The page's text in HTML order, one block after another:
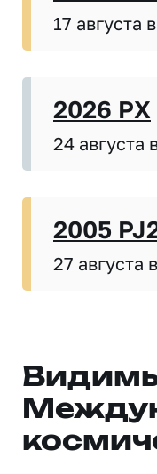
17 августа
2026 PX
24 августа
2005
27 августа